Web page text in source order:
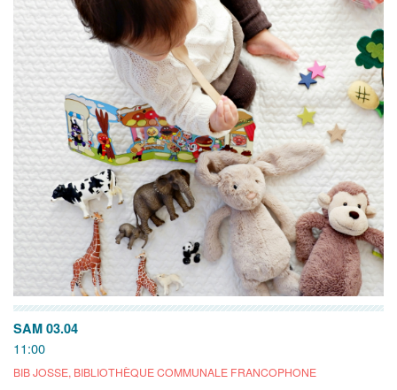
SAM 03.04
11:00
BIB JOSSE, BIBLIOTHÈQUE COMMUNALE FRANCOPHONE